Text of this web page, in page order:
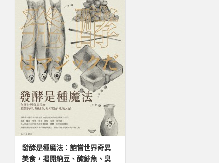
發酵是種魔法：飽嘗世界奇異
美食，揭開納豆、醃鯡魚、臭